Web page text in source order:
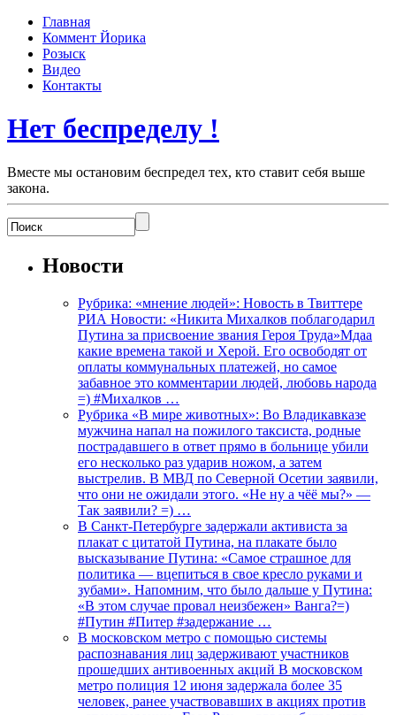
Главная
Коммент Йорика
Розыск
Видео
Контакты
Нет беспределу !
Вместе мы остановим беспредел тех, кто ставит себя выше
закона.
Новости
Рубрика: «мнение людей»: Новость в Твиттере
РИА Новости: «Никита Михалков поблагодарил
Путина за присвоение звания Героя Труда»Мдаа
какие времена такой и Херой. Его освободят от
оплаты коммунальных платежей, но самое
забавное это комментарии людей, любовь народа
=) #Михалков …
Рубрика «В мире животных»: Во Владикавказе
мужчина напал на пожилого таксиста, родные
пострадавшего в ответ прямо в больнице убили
его несколько раз ударив ножом, а затем
выстрелив. В МВД по Северной Осетии заявили,
что они не ожидали этого. «Не ну а чёё мы?» —
Так заявили? =) …
В Санкт-Петербурге задержали активиста за
плакат с цитатой Путина, на плакате было
высказывание Путина: «Самое страшное для
политика — вцепиться в свое кресло руками и
зубами». Напомним, что было дальше у Путина:
«В этом случае провал неизбежен» Ванга?=)
#Путин #Питер #задержание …
В московском метро с помощью системы
распознавания лиц задерживают участников
прошедших антивоенных акций В московском
метро полиция 12 июня задержала более 35
человек, ранее участвовавших в акциях против